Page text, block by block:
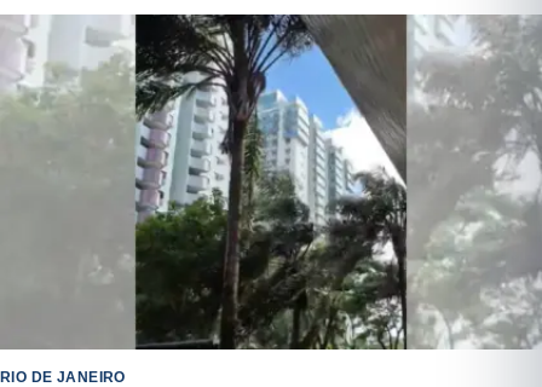
RIO DE JANEIRO